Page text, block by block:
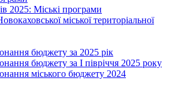
2025: Міські програми
міської територіальної
бюджету за 2025 рік
бюджету за І півріччя 2025 року
міського бюджету 2024